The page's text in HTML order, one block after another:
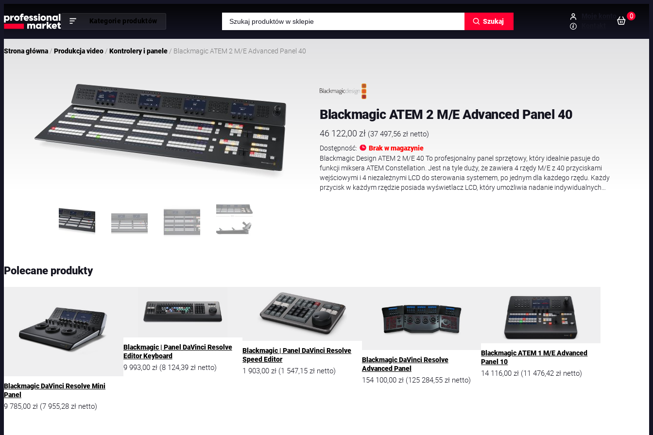
Kategorie produktów
Wyszukiwarka
produktów Szukaj
0
Strona główna/ Produkcja video/ Kontrolery i panele/ Blackmagic ATEM 2 M/E Advanced Panel 40
Blackmagic ATEM 2 M/E Advanced Panel 40
46 122,00 zł (37 497,56 zł netto)
Dostępność:
Brak w magazynie
Blackmagic Design ATEM 2 M/E 40 To profesjonalny panel sprzętowy, który idealnie pasuje do
funkcji miksera ATEM Constellation. Jest na tyle duży, że zawiera 4 rzędy M/E z 40 przyciskami
wejściowymi i 4 niezależnymi LCD do sterowania systemem, po jednym dla każdego rzędu. Każdy
przycisk w każdym rzędzie posiada wyświetlacz LCD, który umożliwia nadanie indywidualnych…
Polecane produkty
Blackmagic DaVinci Resolve Mini
Panel
9 785,00 zł (7 955,28 zł netto)
Blackmagic | Panel DaVinci Resolve
Editor Keyboard
9 993,00 zł (8 124,39 złnetto)
Blackmagic | Panel DaVinci Resolve
Speed Editor
1 903,00zł (1 547,15zł netto)
Blackmagic DaVinci Resolve
Advanced Panel
154 100,00 zł (125 284,55 złnetto)
Blackmagic ATEM 1 M/E Advanced
Panel 10
14 116,00zł (11 476,42zł netto)